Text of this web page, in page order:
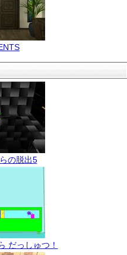
の脱出5
だっしゅつ！